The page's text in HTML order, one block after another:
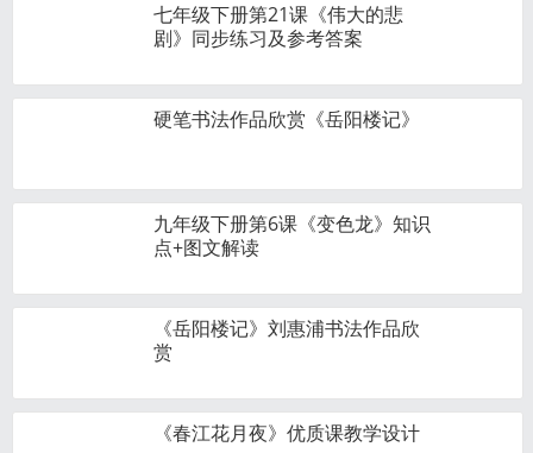
七年级下册第21课《伟大的悲
剧》同步练习及参考答案
硬笔书法作品欣赏《岳阳楼记》
九年级下册第6课《变色龙》知识
点+图文解读
《岳阳楼记》刘惠浦书法作品欣
赏
《春江花月夜》优质课教学设计